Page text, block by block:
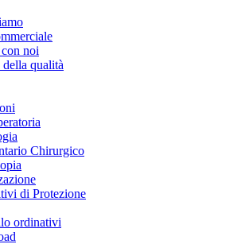
noi
qualità
Chirurgico
di Protezione
ordinativi